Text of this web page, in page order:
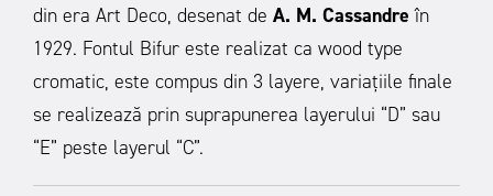
din era Art Deco, desenat de A. M. Cassandre în
1929. Fontul Bifur este realizat ca wood type
cromatic, este compus din 3 layere, variațiile finale
se realizează prin suprapunerea layerului “D” sau
“E” peste layerul “C”.